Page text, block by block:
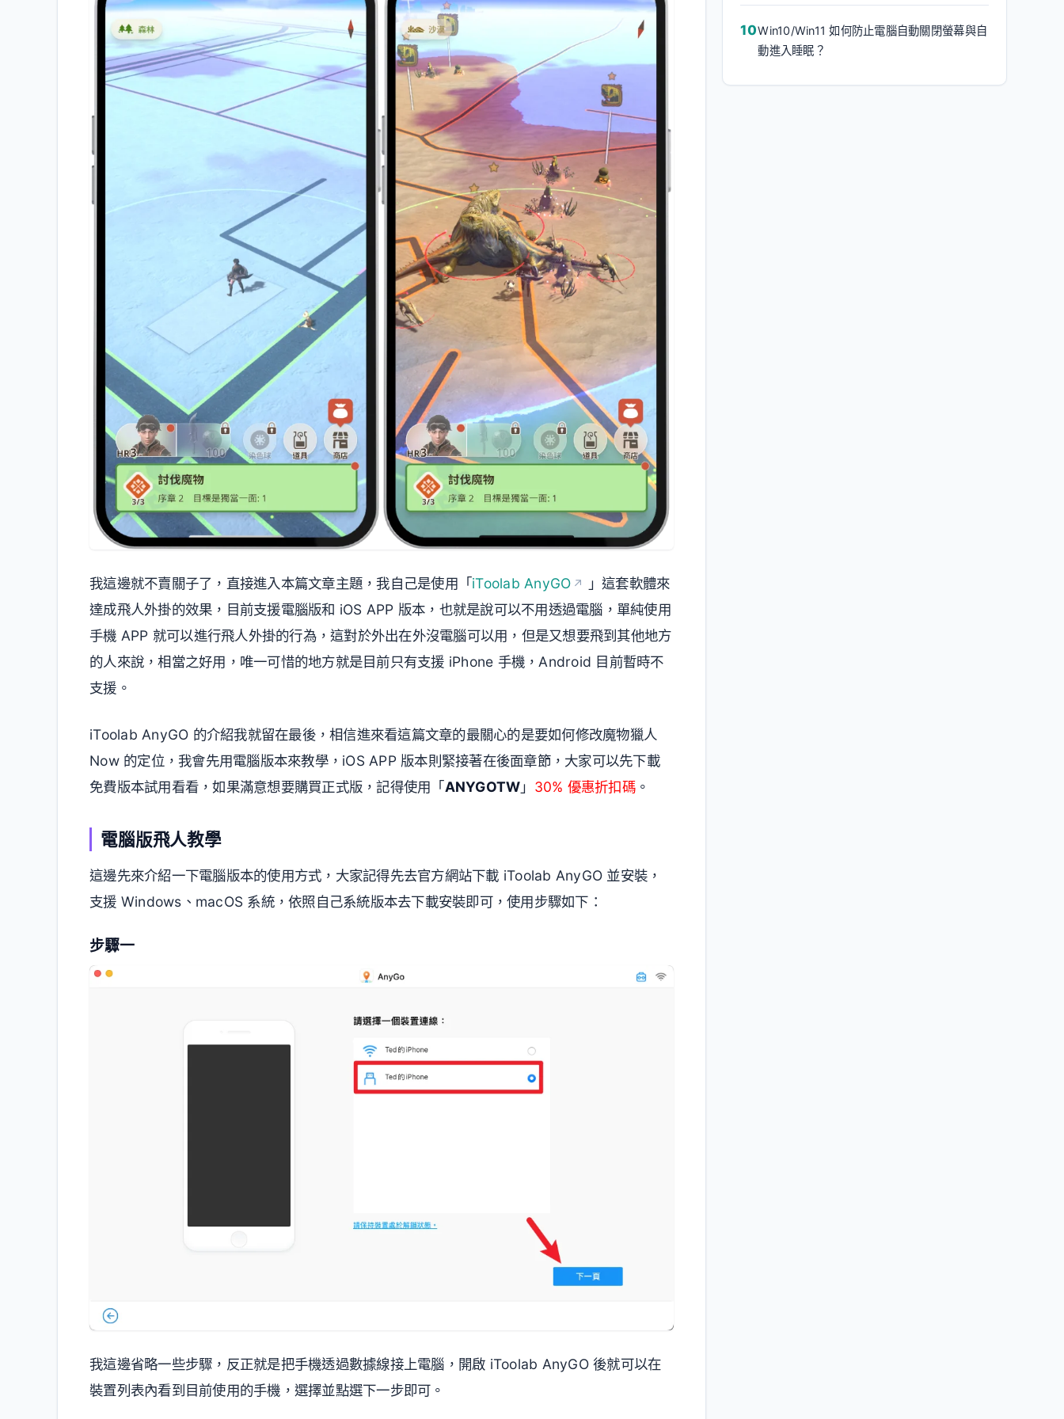
我這邊就不賣關子了，直接進入本篇文章主題，我自己是使用「iToolab AnyGO
」這套軟體來
達成飛人外掛的效果，目前支援電腦版和 iOS APP 版本，也就是說可以不用透過電腦，單純使用
手機 APP 就可以進行飛人外掛的行為，這對於外出在外沒電腦可以用，但是又想要飛到其他地方
的人來說，相當之好用，唯一可惜的地方就是目前只有支援 iPhone 手機，Android 目前暫時不
支援。
iToolab AnyGO 的介紹我就留在最後，相信進來看這篇文章的最關心的是要如何修改魔物獵人
Now 的定位，我會先用電腦版本來教學，iOS APP 版本則緊接著在後面章節，大家可以先下載
免費版本試用看看，如果滿意想要購買正式版，記得使用「ANYGOTW」 30% 優惠折扣碼 。
電腦版飛人教學
這邊先來介紹一下電腦版本的使用方式，大家記得先去官方網站下載 iToolab AnyGO 並安裝，
支援 Windows、macOS 系統，依照自己系統版本去下載安裝即可，使用步驟如下：
步驟一
我這邊省略一些步驟，反正就是把手機透過數據線接上電腦，開啟 iToolab AnyGO 後就可以在
裝置列表內看到目前使用的手機，選擇並點選下一步即可。
Win10/Win11 如何防止電腦自動關閉螢幕與自
動進入睡眠？